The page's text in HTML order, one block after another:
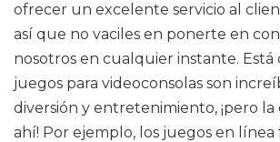
ofrecer un excelente servicio al
así que no vaciles en ponerte en
nosotros en cualquier instante. Está
juegos para videoconsolas son
diversión y entretenimiento, ¡pero la
ahí! Por ejemplo, los juegos en